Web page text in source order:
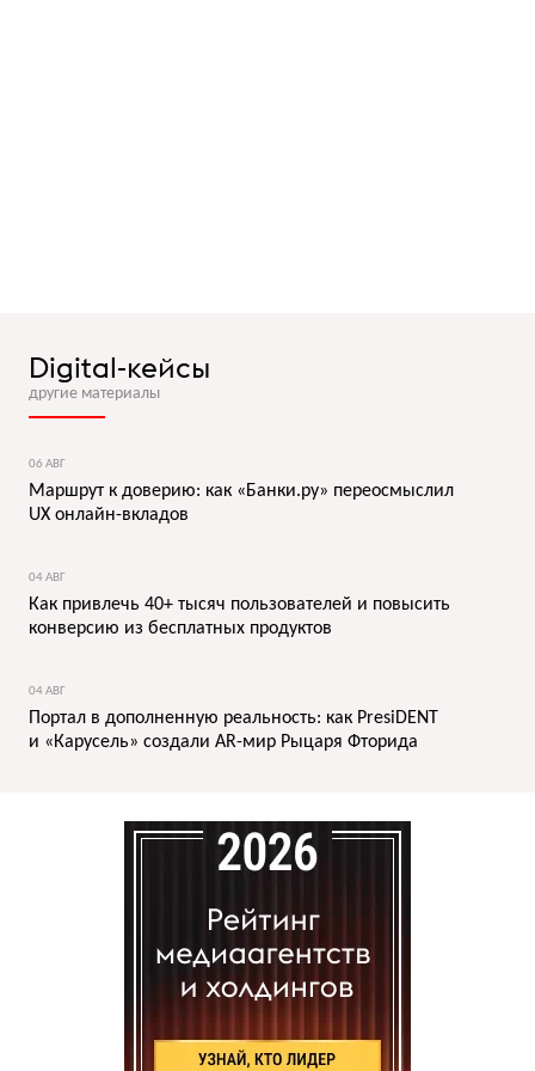
Digital-кейсы
другие материалы
06 АВГ
Маршрут к доверию: как «Банки.ру» переосмыслил
UX онлайн-вкладов
04 АВГ
Как привлечь 40+ тысяч пользователей и повысить
конверсию из бесплатных продуктов
04 АВГ
Портал в дополненную реальность: как PresiDENT
и «Карусель» создали AR-мир Рыцаря Фторида